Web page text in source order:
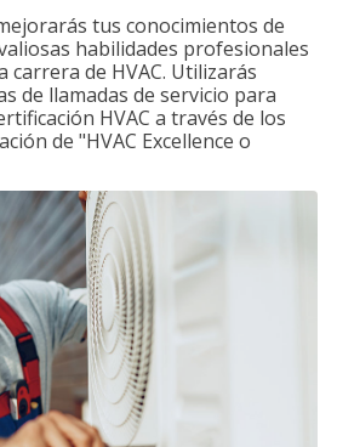
tus conocimientos de
habilidades profesionales
carrera de HVAC. Utilizarás
de llamadas de servicio para
HVAC a través de los
de "HVAC Excellence o